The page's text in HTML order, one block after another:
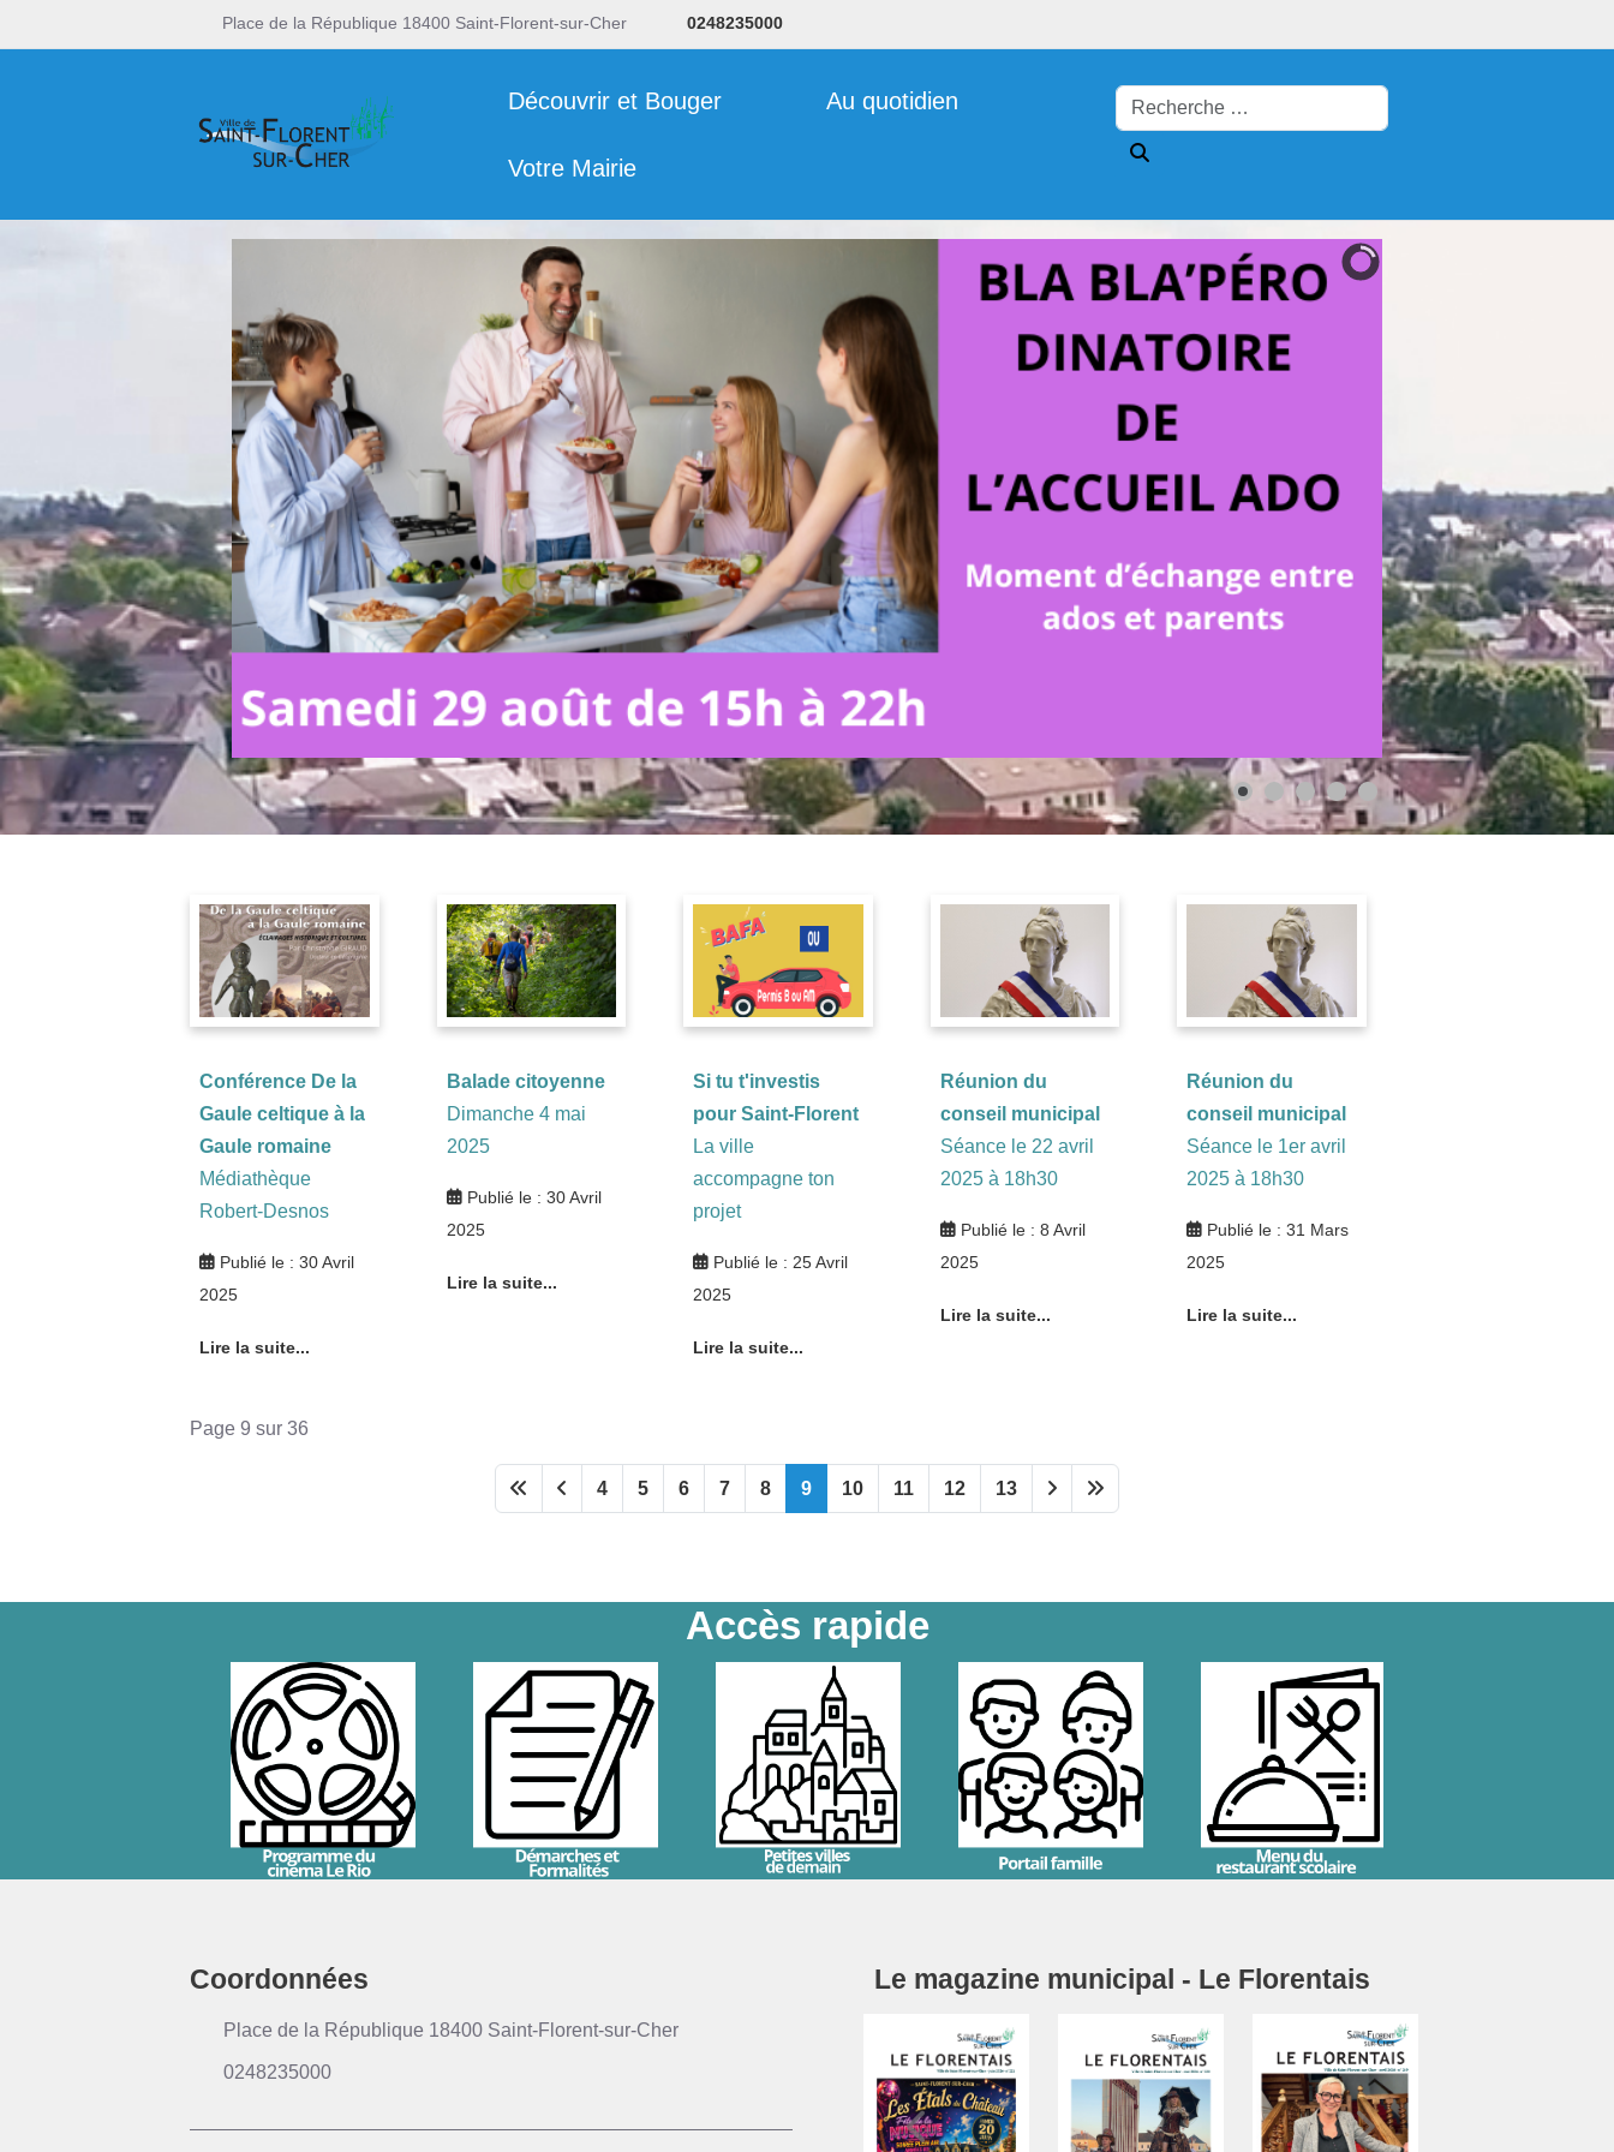
Place de la République 18400 Saint-Florent-sur-Cher 0248235000
Découvrir et Bouger Au quotidien
Votre Mairie
Conférence De la
Gaule celtique à la
Gaule romaine
Médiathèque
Robert-Desnos
Publié le : 30 Avril
2025
Lire la suite...
Balade citoyenne
Dimanche 4 mai
2025
Publié le : 30 Avril
2025
Lire la suite...
Si tu t'investis
pour Saint-Florent
La ville
accompagne ton
projet
Publié le : 25 Avril
2025
Lire la suite...
Réunion du
conseil municipal
Séance le 22 avril
2025 à 18h30
Publié le : 8 Avril
2025
Lire la suite...
Réunion du
conseil municipal
Séance le 1er avril
2025 à 18h30
Publié le : 31 Mars
2025
Lire la suite...
Page 9 sur 36
4 5 6 7 8 9 10 11 12 13
Accès rapide
Coordonnées
Place de la République 18400 Saint-Florent-sur-Cher
0248235000
Le magazine municipal - Le Florentais